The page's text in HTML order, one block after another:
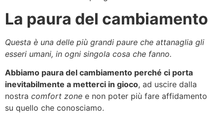
La paura del cambiamento
Questa è una delle più grandi paure che attanaglia gli
esseri umani, in ogni singola cosa che fanno.
Abbiamo paura del cambiamento perché ci porta
inevitabilmente a metterci in gioco, ad uscire dalla
nostra comfort zone e non poter più fare affidamento
su quello che conosciamo.